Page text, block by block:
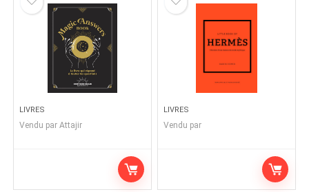
LIVRES
Vendu par Attajir
LIVRES
Vendu par